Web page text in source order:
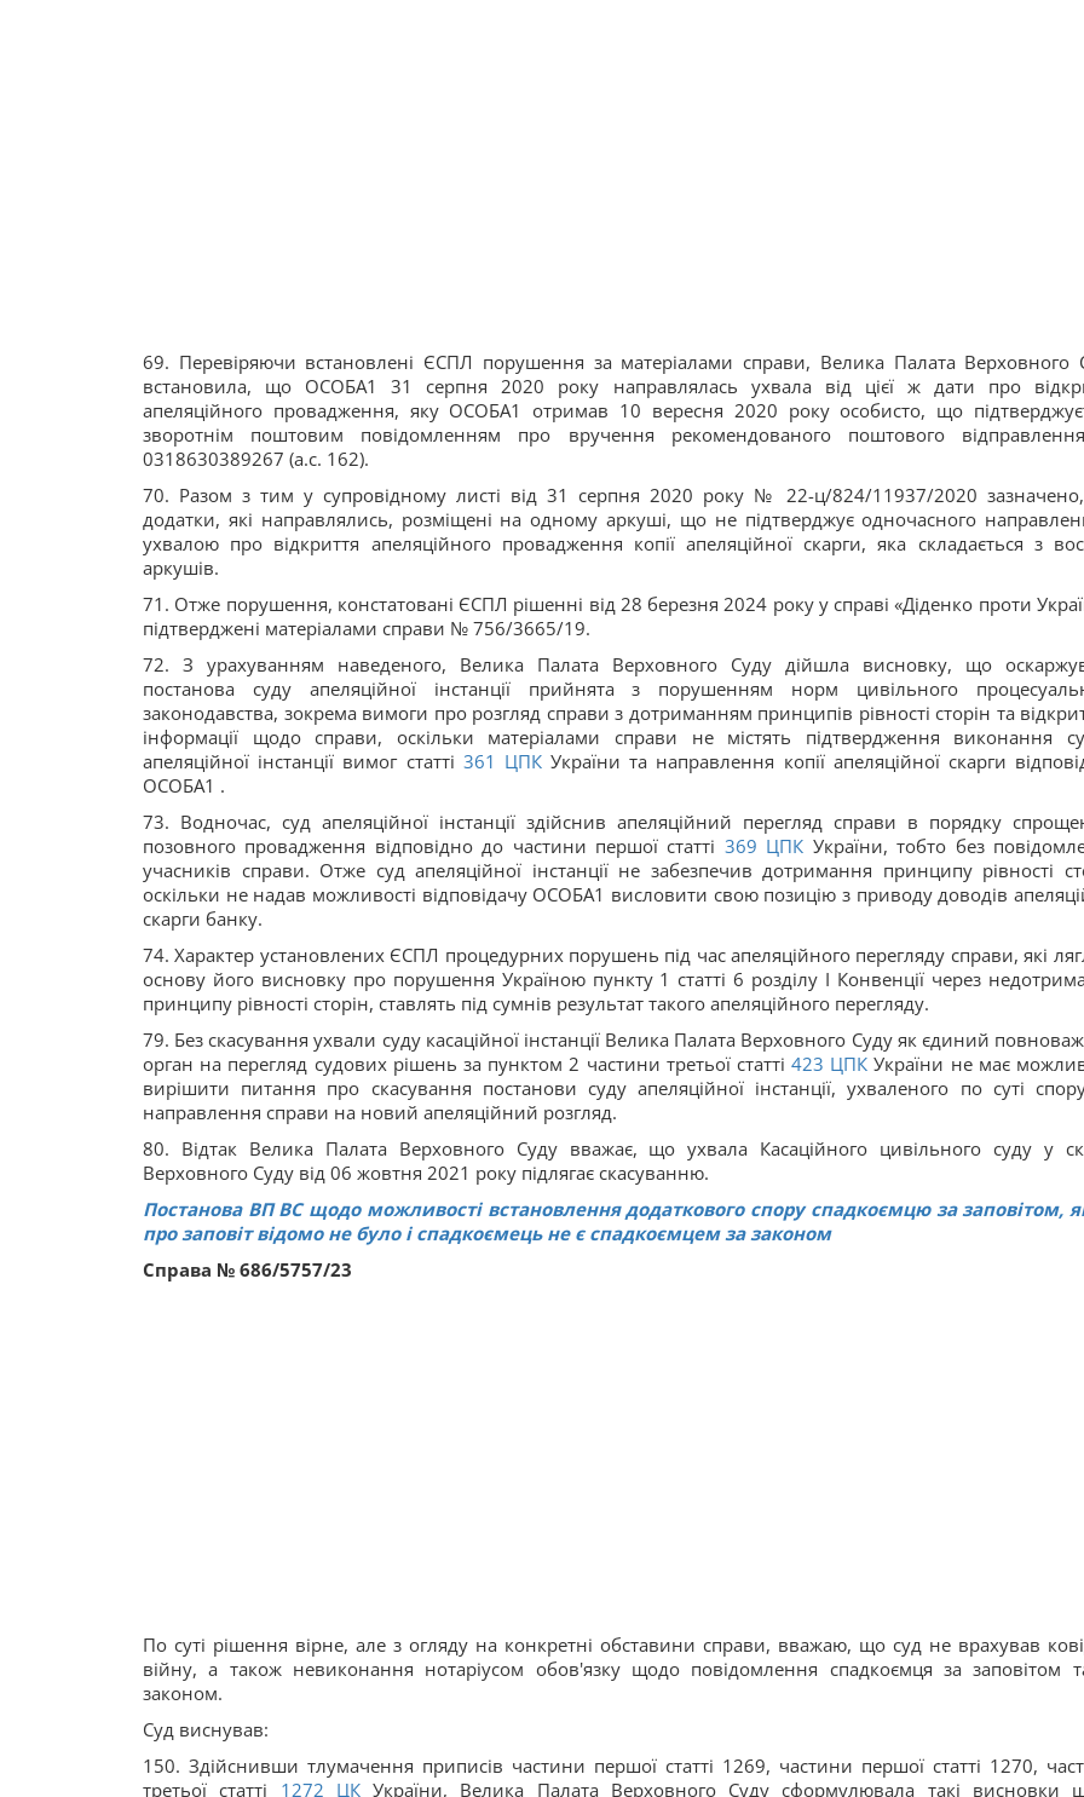
69. Перевіряючи встановлені ЄСПЛ порушення за матеріалами справи, Велика Палата Верховного
встановила, що ОСОБА1 31 серпня 2020 року направлялась ухвала від цієї ж дати про
апеляційного провадження, яку ОСОБА1 отримав 10 вересня 2020 року особисто, що
зворотнім поштовим повідомленням про вручення рекомендованого поштового
0318630389267 (а.с. 162).
70. Разом з тим у супровідному листі від 31 серпня 2020 року № 22-ц/824/11937/2020
додатки, які направлялись, розміщені на одному аркуші, що не підтверджує одночасного
ухвалою про відкриття апеляційного провадження копії апеляційної скарги, яка складається з
аркушів.
71. Отже порушення, констатовані ЄСПЛ рішенні від 28 березня 2024 року у справі «Діденко проти
підтверджені матеріалами справи № 756/3665/19.
72. З урахуванням наведеного, Велика Палата Верховного Суду дійшла висновку, що
постанова суду апеляційної інстанції прийнята з порушенням норм цивільного
законодавства, зокрема вимоги про розгляд справи з дотриманням принципів рівності сторін та
інформації щодо справи, оскільки матеріалами справи не містять підтвердження виконання
апеляційної інстанції вимог статті 361 ЦПКУкраїни та направлення копії апеляційної скарги
ОСОБА1 .
73. Водночас, суд апеляційної інстанції здійснив апеляційний перегляд справи в порядку
позовного провадження відповідно до частини першої статті 369 ЦПК України, тобто без
учасників справи. Отже суд апеляційної інстанції не забезпечив дотримання принципу рівності
оскільки не надав можливості відповідачу ОСОБА1 висловити свою позицію з приводу доводів
скарги банку.
74. Характер установлених ЄСПЛ процедурних порушень під час апеляційного перегляду справи, які
основу його висновку про порушення Україною пункту 1 статті 6 розділу І Конвенції через
принципу рівності сторін, ставлять під сумнів результат такого апеляційного перегляду.
79. Без скасування ухвали суду касаційної інстанції Велика Палата Верховного Суду як єдиний
орган на перегляд судових рішень за пунктом 2 частини третьої статті 423 ЦПК України не має
вирішити питання про скасування постанови суду апеляційної інстанції, ухваленого по суті
направлення справи на новий апеляційний розгляд.
80. Відтак Велика Палата Верховного Суду вважає, що ухвала Касаційного цивільного суду у
Верховного Суду від 06 жовтня 2021 року підлягає скасуванню.
Постанова ВП ВС щодо можливості встановлення додаткового спору спадкоємцю за заповітом,
про заповіт відомо не було і спадкоємець не є спадкоємцем за законом
Справа № 686/5757/23
По суті рішення вірне, але з огляду на конкретні обставини справи, вважаю, що суд не врахував
війну, а також невиконання нотаріусом обов'язку щодо повідомлення спадкоємця за заповітом
законом.
Суд виснував:
150. Здійснивши тлумачення приписів частини першої статті 1269, частини першої статті 1270,
третьої статті 1272 ЦКУкраїни, Велика Палата Верховного Суду сформулювала такі висновки